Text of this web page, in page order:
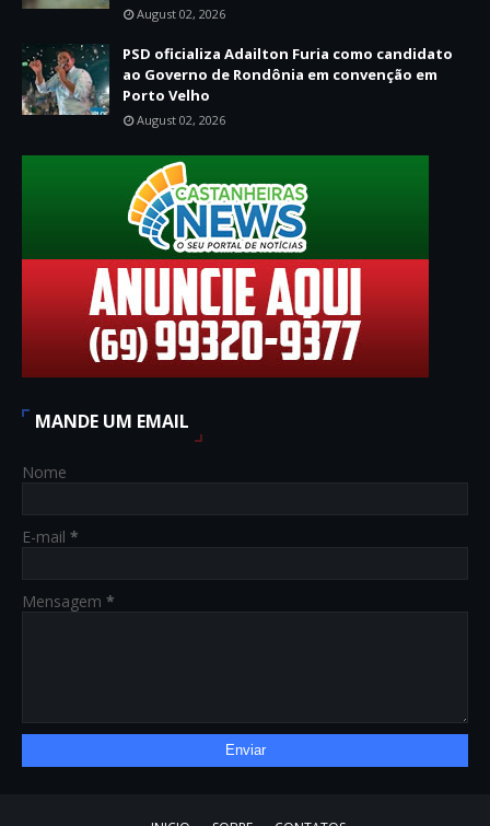
August 02, 2026
PSD oficializa Adailton Furia como candidato
ao Governo de Rondônia em convenção em
Porto Velho
August 02, 2026
MANDE UM EMAIL
Nome
E-mail *
Mensagem *